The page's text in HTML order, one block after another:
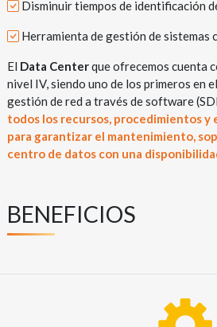
Disminuir tiempos de identificación
Herramienta de gestión de sistemas
El Data Centerque ofrecemos cuenta
nivel IV, siendo uno de los primeros en
gestión de red a través de software
todos los recursos, procedimientos y
para garantizar el mantenimiento,
centro de datos con una
BENEFICIOS